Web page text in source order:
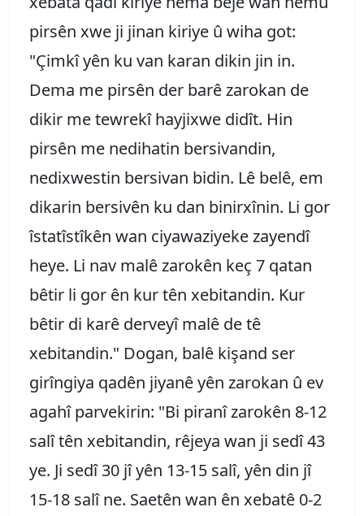
pirsên xwe ji jinan kiriye û wiha got:
"Çimkî yên ku van karan dikin jin in.
Dema me pirsên der barê zarokan de
dikir me tewrekî hayjixwe didît. Hin
pirsên me nedihatin bersivandin,
nedixwestin bersivan bidin. Lê belê, em
dikarin bersivên ku dan binirxînin. Li gor
îstatîstîkên wan ciyawaziyeke zayendî
heye. Li nav malê zarokên keç 7 qatan
bêtir li gor ên kur tên xebitandin. Kur
bêtir di karê derveyî malê de tê
xebitandin." Dogan, balê kişand ser
girîngiya qadên jiyanê yên zarokan û ev
agahî parvekirin: "Bi piranî zarokên 8-12
salî tên xebitandin, rêjeya wan ji sedî 43
ye. Ji sedî 30 jî yên 13-15 salî, yên din jî
15-18 salî ne. Saetên wan ên xebatê 0-2